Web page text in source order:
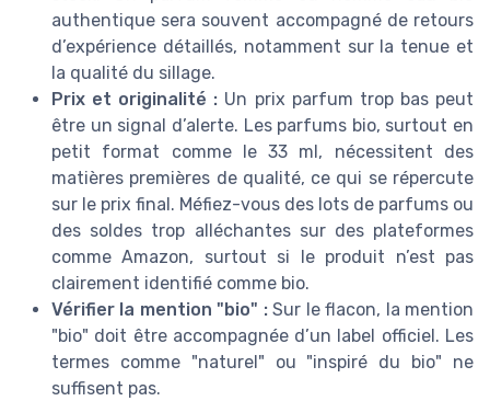
authentique sera souvent accompagné de retours
d’expérience détaillés, notamment sur la tenue et
la qualité du sillage.
Prix et originalité : Un prix parfum trop bas peut
être un signal d’alerte. Les parfums bio, surtout en
petit format comme le 33 ml, nécessitent des
matières premières de qualité, ce qui se répercute
sur le prix final. Méfiez-vous des lots de parfums ou
des soldes trop alléchantes sur des plateformes
comme Amazon, surtout si le produit n’est pas
clairement identifié comme bio.
Vérifier la mention "bio" :Sur le flacon, la mention
"bio" doit être accompagnée d’un label officiel. Les
termes comme "naturel" ou "inspiré du bio" ne
suffisent pas.